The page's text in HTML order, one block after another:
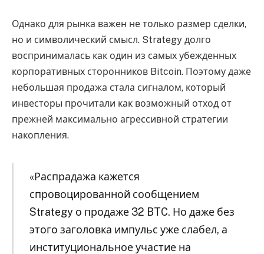
Однако для рынка важен не только размер сделки,
но и символический смысл. Strategy долго
воспринималась как один из самых убежденных
корпоративных сторонников Bitcoin. Поэтому даже
небольшая продажа стала сигналом, который
инвесторы прочитали как возможный отход от
прежней максимально агрессивной стратегии
накопления.
«Распрадажа кажется
спровоцированной сообщением
Strategy о продаже 32 BTC. Но даже без
этого заголовка импульс уже слабел, а
институциональное участие на